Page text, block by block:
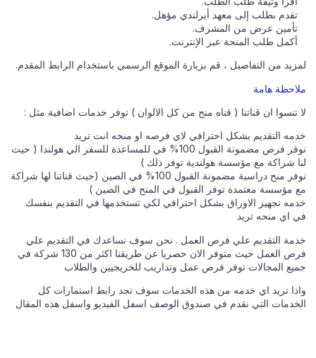
تقدم بطلب إلى معهد أيرلندي مؤهل.
تأمين عرض من المشرف.
أكمل طلب المنحة عبر الإنترنت.
لمزيد من التفاصيل ، قم بزيارة الموقع الرسمي باستخدام الرابط المقدم.
ملاحظة هامة
لا تنسوا ان قناتنا ( قناه منح من كل الالوان ) توفر خدمات اضافية مثل :
خدمه التقديم بشكل احترافي لاي فرصه او منحه انت تريد
نوفر فرص مضمونة القبول 100% في للمساعدة للسفر الي هولندا ( حيث
لنا شراكة مع مؤسسة هولندية توفر ذلك )
نوفر منح دراسية مضمونة القبول 100% في الصين (حيث قناتنا لها شراكة
مع مؤسسة معتمدة توفر القبول في المنح في الصين )
خدمه تجهيز الاوراق بشكل احترافي لكي تستخدمها في التقديم بنفسك
في اي منحه تريد
خدمة التقديم علي فرص العمل . نحن سوف نساعدك في التقديم علي
فرص العمل حيث متوفر الان حصريا عن طريقنا اكثر من 130 شركة في
جميع المجالات توفر فرص عمل وتداريب للخريجيين والطلاب
واذا تريد اي خدمه من هذه الخدمات سوف تجد رابط استمارات كل
الخدمات التي نقدم في صندوق الوصف اسفل الفيديو واسفل هذه المقال